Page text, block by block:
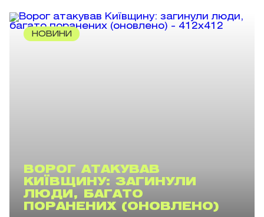
НОВИНИ
ВОРОГ АТАКУВАВ
КИЇВЩИНУ: ЗАГИНУЛИ
ЛЮДИ, БАГАТО
ПОРАНЕНИХ (ОНОВЛЕНО)